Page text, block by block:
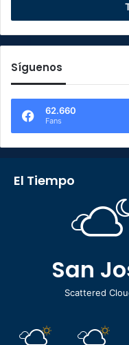
Síguenos
62.660
Fans
El Tiempo
San
Scattered